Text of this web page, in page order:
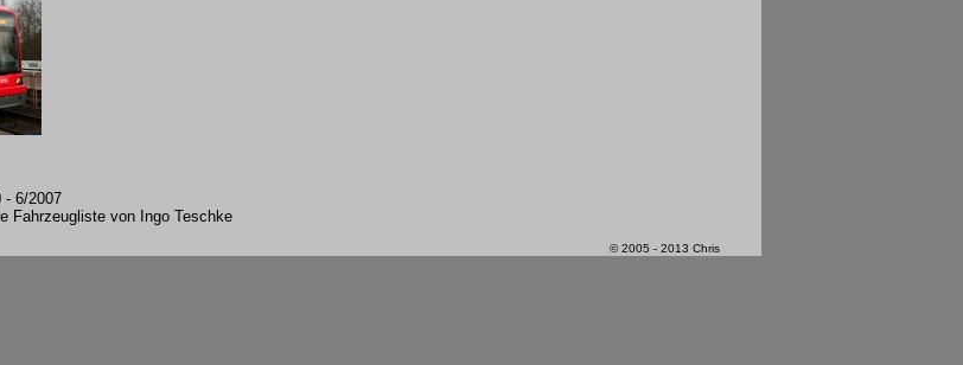
- 6/2007
Fahrzeugliste von Ingo Teschke
© 2005 - 2013 Chris